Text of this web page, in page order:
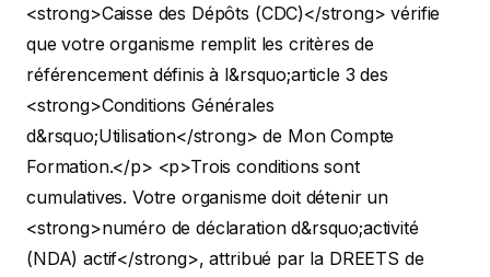
<strong>Caisse des Dépôts (CDC)</strong> vérifie
que votre organisme remplit les critères de
référencement définis à l&rsquo;article 3 des
<strong>Conditions Générales
d&rsquo;Utilisation</strong> de Mon Compte
Formation.</p> <p>Trois conditions sont
cumulatives. Votre organisme doit détenir un
<strong>numéro de déclaration d&rsquo;activité
(NDA) actif</strong>, attribué par la DREETS de